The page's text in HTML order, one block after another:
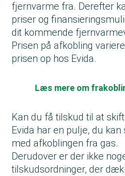
fjernvarme fra. Derefter
priser og
dit kommende
Prisen på afkobling
prisen op hos Evida.
Læs mere om
Kan du få tilskud til at
Evida har en pulje, du kan
med afkoblingen fra gas.
Derudover er der ikke
tilskudsordninger, der